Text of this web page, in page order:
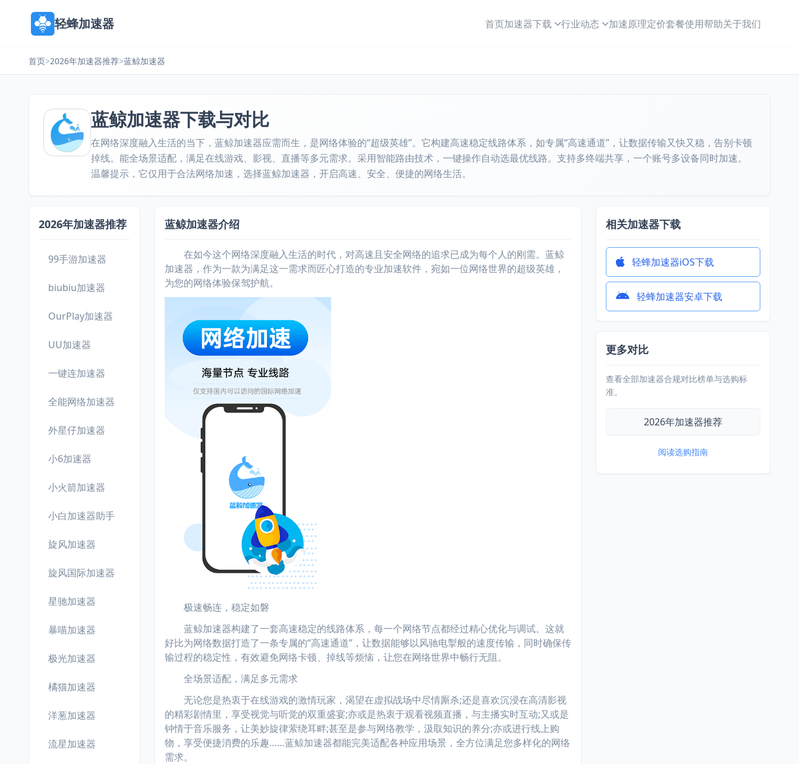
轻蜂加速器 首页加速器下载 行业动态 加速原理定价套餐使用帮助关于我们
首页>2026年加速器推荐>蓝鲸加速器
蓝鲸加速器下载与对比
在网络深度融入生活的当下，蓝鲸加速器应需而生，是网络体验的“超级英雄”。它构建高速稳定线路体系，如专属“高速通道”，让数据传输又快又稳，告别卡顿
掉线。能全场景适配，满足在线游戏、影视、直播等多元需求。采用智能路由技术，一键操作自动选最优线路。支持多终端共享，一个账号多设备同时加速。
温馨提示，它仅用于合法网络加速，选择蓝鲸加速器，开启高速、安全、便捷的网络生活。
2026年加速器推荐
99手游加速器
biubiu加速器
OurPlay加速器
UU加速器
一键连加速器
全能网络加速器
外星仔加速器
小6加速器
小火箭加速器
小白加速器助手
旋风加速器
旋风国际加速器
星驰加速器
暴喵加速器
极光加速器
橘猫加速器
洋葱加速器
流星加速器
蓝鲸加速器介绍
在如今这个网络深度融入生活的时代，对高速且安全网络的追求已成为每个人的刚需。蓝鲸
加速器，作为一款为满足这一需求而匠心打造的专业加速软件，宛如一位网络世界的超级英雄，
为您的网络体验保驾护航。
极速畅连，稳定如磐
蓝鲸加速器构建了一套高速稳定的线路体系，每一个网络节点都经过精心优化与调试。这就
好比为网络数据打造了一条专属的“高速通道”，让数据能够以风驰电掣般的速度传输，同时确保传
输过程的稳定性，有效避免网络卡顿、掉线等烦恼，让您在网络世界中畅行无阻。
全场景适配，满足多元需求
无论您是热衷于在线游戏的激情玩家，渴望在虚拟战场中尽情厮杀;还是喜欢沉浸在高清影视
的精彩剧情里，享受视觉与听觉的双重盛宴;亦或是热衷于观看视频直播，与主播实时互动;又或是
钟情于音乐服务，让美妙旋律萦绕耳畔;甚至是参与网络教学，汲取知识的养分;亦或进行线上购
物，享受便捷消费的乐趣……蓝鲸加速器都能完美适配各种应用场景，全方位满足您多样化的网络
需求。
相关加速器下载
轻蜂加速器iOS下载
轻蜂加速器安卓下载
更多对比
查看全部加速器合规对比榜单与选购标
准。
2026年加速器推荐
阅读选购指南